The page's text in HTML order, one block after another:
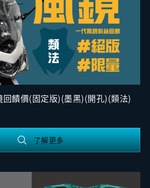
回饋價(固定版)(墨黑)(開孔)(類法)
了解更多